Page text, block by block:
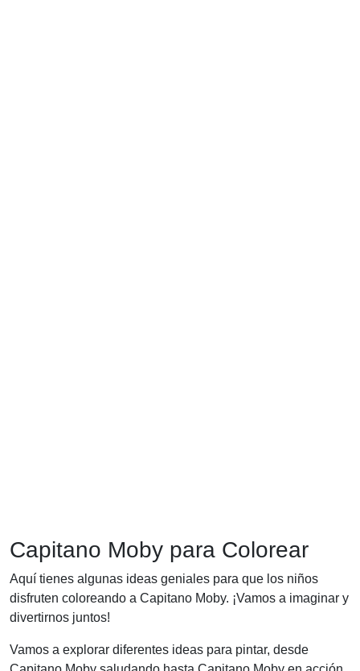
Capitano Moby para Colorear
Aquí tienes algunas ideas geniales para que los niños
disfruten coloreando a Capitano Moby. ¡Vamos a imaginar y
divertirnos juntos!
Vamos a explorar diferentes ideas para pintar, desde